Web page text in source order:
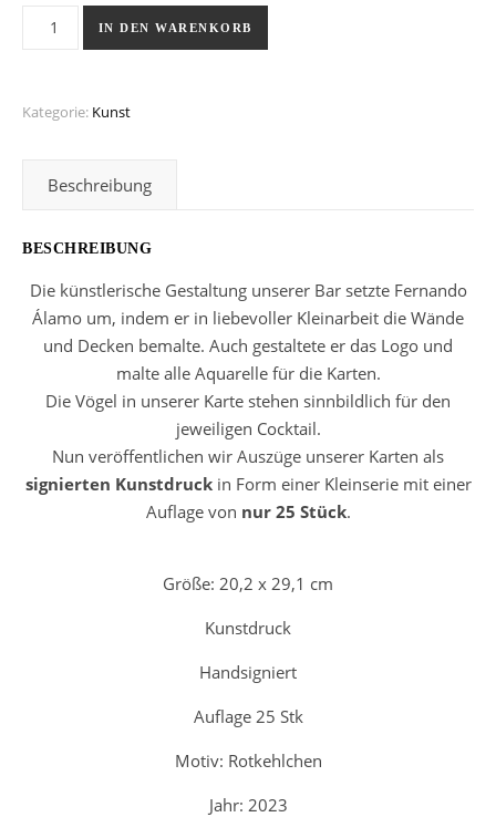
Kunstdruck - Rotkehlchen - Fernando Álamo Menge
IN DEN WARENKORB
Kategorie: Kunst
Beschreibung
BESCHREIBUNG
Die künstlerische Gestaltung unserer Bar setzte Fernando
Álamo um, indem er in liebevoller Kleinarbeit die Wände
und Decken bemalte. Auch gestaltete er das Logo und
malte alle Aquarelle für die Karten.
Die Vögel in unserer Karte stehen sinnbildlich für den
jeweiligen Cocktail.
Nun veröffentlichen wir Auszüge unserer Karten als
signierten Kunstdruckin Form einer Kleinserie mit einer
Auflage von nur 25 Stück.
Größe: 20,2 x 29,1 cm
Kunstdruck
Handsigniert
Auflage 25 Stk
Motiv: Rotkehlchen
Jahr: 2023